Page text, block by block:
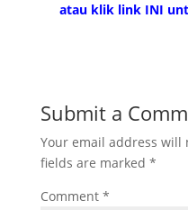
atau klik link INI
Submit a
Your email address will
fields are marked *
Comment *